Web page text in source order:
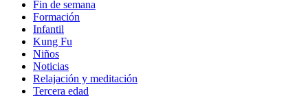
Fin de semana
Formación
Infantil
Kung Fu
Niños
Noticias
Relajación y meditación
Tercera edad